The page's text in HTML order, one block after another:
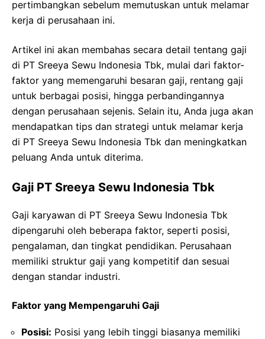
pertimbangkan sebelum memutuskan untuk melamar
kerja di perusahaan ini.
Artikel ini akan membahas secara detail tentang gaji
di PT Sreeya Sewu Indonesia Tbk, mulai dari faktor-
faktor yang memengaruhi besaran gaji, rentang gaji
untuk berbagai posisi, hingga perbandingannya
dengan perusahaan sejenis. Selain itu, Anda juga akan
mendapatkan tips dan strategi untuk melamar kerja
di PT Sreeya Sewu Indonesia Tbk dan meningkatkan
peluang Anda untuk diterima.
Gaji PT Sreeya Sewu Indonesia Tbk
Gaji karyawan di PT Sreeya Sewu Indonesia Tbk
dipengaruhi oleh beberapa faktor, seperti posisi,
pengalaman, dan tingkat pendidikan. Perusahaan
memiliki struktur gaji yang kompetitif dan sesuai
dengan standar industri.
Faktor yang Mempengaruhi Gaji
Posisi: Posisi yang lebih tinggi biasanya memiliki